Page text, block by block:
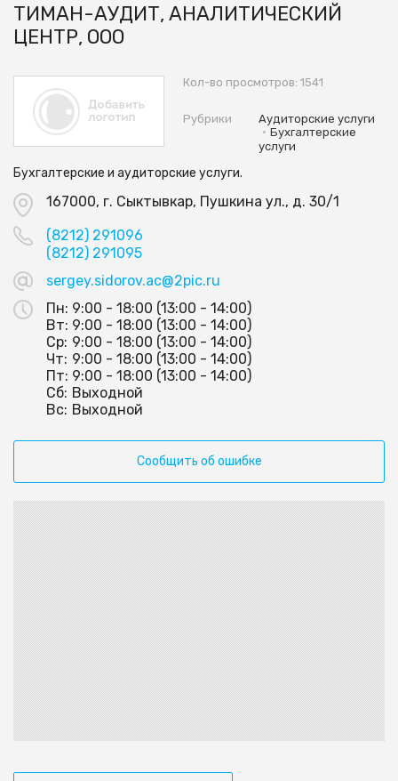
ТИМАН-АУДИТ, АНАЛИТИЧЕСКИЙ
ЦЕНТР, ООО
Кол-во просмотров: 1541
Рубрики Аудиторские услуги
• Бухгалтерские
услуги
Бухгалтерские и аудиторские услуги.
167000, г. Сыктывкар, Пушкина ул., д. 30/1
(8212) 291096
(8212) 291095
sergey.sidorov.ac@2pic.ru
Пн: 9:00 - 18:00 (13:00 - 14:00)
Вт: 9:00 - 18:00 (13:00 - 14:00)
Ср: 9:00 - 18:00 (13:00 - 14:00)
Чт: 9:00 - 18:00 (13:00 - 14:00)
Пт: 9:00 - 18:00 (13:00 - 14:00)
Сб: Выходной
Вс: Выходной
Сообщить об ошибке